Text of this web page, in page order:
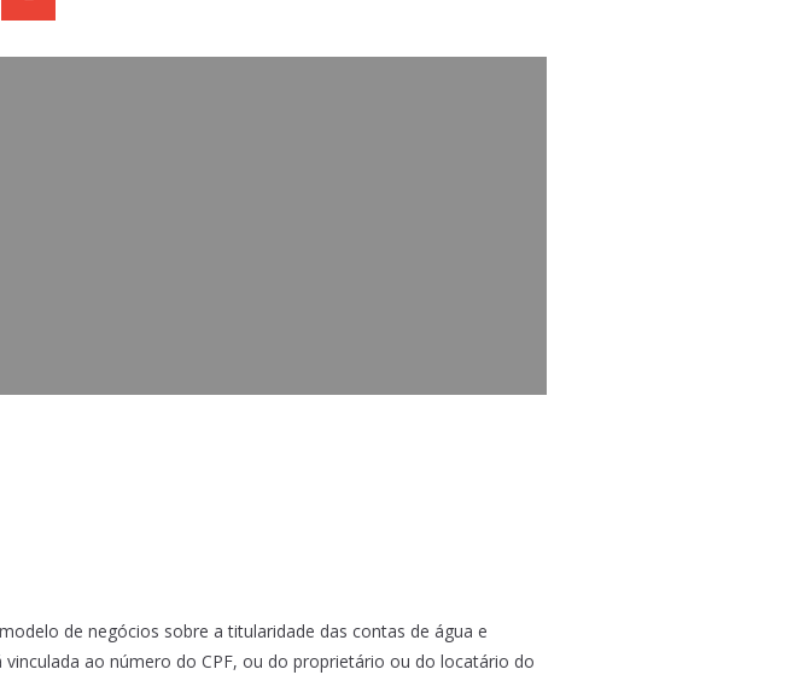
de negócios sobre a titularidade das contas de água e
ao número do CPF, ou do proprietário ou do locatário do